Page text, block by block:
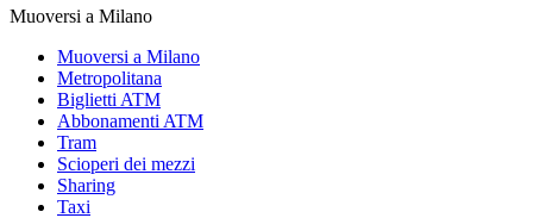
Muoversi a Milano
Muoversi a Milano
Metropolitana
Biglietti ATM
Abbonamenti ATM
Tram
Scioperi dei mezzi
Sharing
Taxi